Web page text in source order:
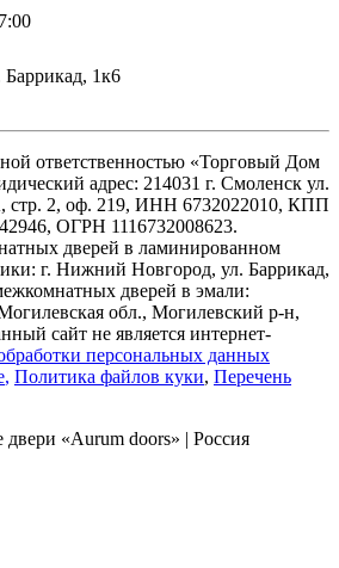
1к6
ответственностью «Торговый Дом
адрес: 214031 г. Смоленск ул.
стр. 2, оф. 219, ИНН 6732022010, КПП
ОГРН 1116732008623.
дверей в ламинированном
г. Нижний Новгород, ул. Баррикад,
дверей в эмали:
обл., Могилевский р-н,
сайт не является интернет-
персональных данных
, Политика файлов куки, Перечень
«Aurum doors» | Россия